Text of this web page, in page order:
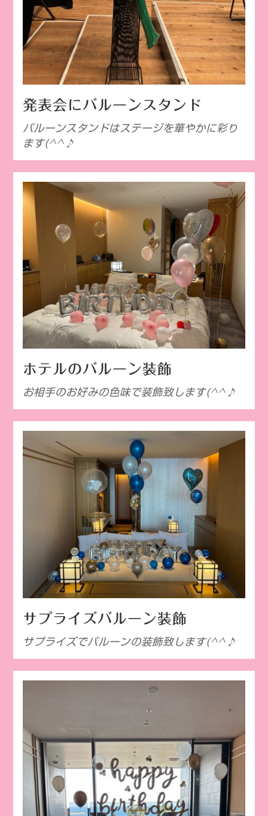
発表会にバルーンスタンド
バルーンスタンドはステージを華やかに彩り
ます(^^♪
ホテルのバルーン装飾
お相手のお好みの色味で装飾致します(^^♪
サプライズバルーン装飾
サプライズでバルーンの装飾致します(^^♪